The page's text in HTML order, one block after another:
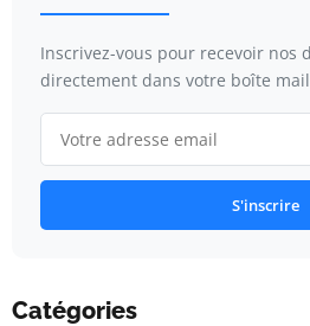
Inscrivez-vous pour recevoir nos
directement dans votre boîte
S'inscrire
Catégories